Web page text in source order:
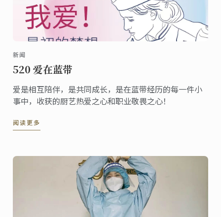
新闻
520 爱在蓝带
爱是相互陪伴，是共同成长，是在蓝带经历的每一件小
事中，收获的厨艺热爱之心和职业敬畏之心！
阅读更多